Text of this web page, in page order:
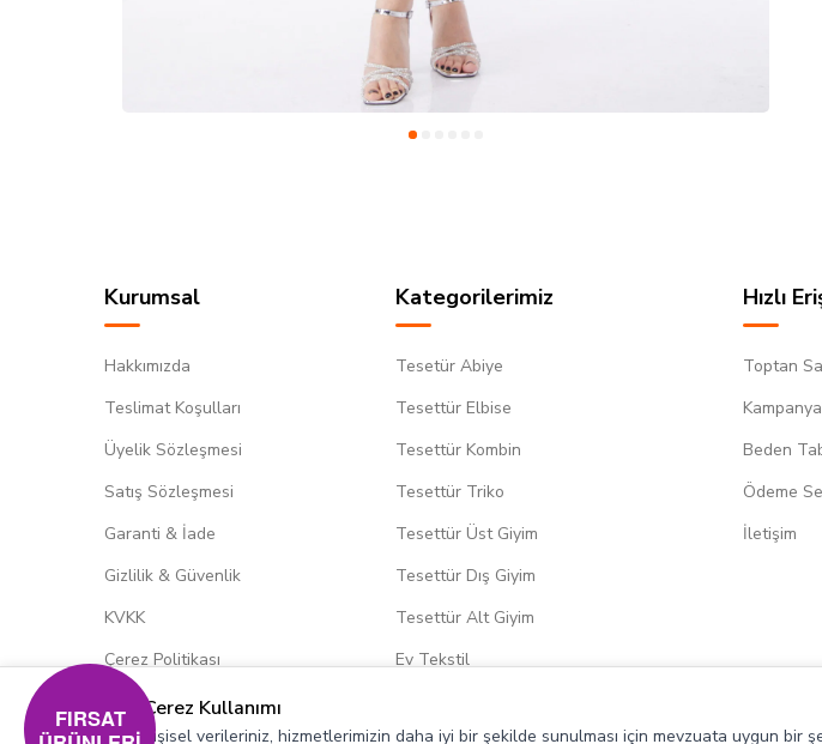
Kurumsal
Hakkımızda
Teslimat Koşulları
Üyelik Sözleşmesi
Satış Sözleşmesi
Garanti & İade
Gizlilik & Güvenlik
KVKK
Çerez Politikası
Kategorilerimiz
Tesetür Abiye
Tesettür Elbise
Tesettür Kombin
Tesettür Triko
Tesettür Üst Giyim
Tesettür Dış Giyim
Tesettür Alt Giyim
Ev Tekstil
Hızlı
Toptan
Beden
Ödeme
İletişim
Çerez Kullanımı
Kişisel verileriniz, hizmetlerimizin daha iyi bir şekilde sunulması için mevzuata uygun bir
FIRSAT